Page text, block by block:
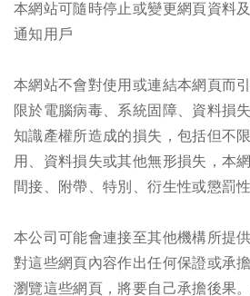
本網站可隨時停止或變更網頁資料
通知用戶
本網站不會對使用或連結本網頁而
限於電腦病毒、系統固障、資料損
知識產權所造成的損失，包括但不
用、資料損失或其他無形損失，本
間接、附帶、特別、衍生性或懲罰性
本公司可能會連接至其他機構所提
對這些網頁內容作出任何保證或承
瀏覽這些網頁，將要自己承擔後果